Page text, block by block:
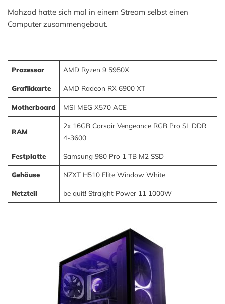
Mahzad hatte sich mal in einem Stream selbst einen
Computer zusammengebaut.
Prozessor AMD Ryzen 9 5950X
Grafikkarte AMD Radeon RX 6900 XT
Motherboard MSI MEG X570 ACE
RAM
2x 16GB Corsair Vengeance RGB Pro SL DDR
4-3600
Festplatte Samsung 980 Pro 1 TB M2 SSD
Gehäuse NZXT H510 Elite Window White
Netzteil be quit! Straight Power 11 1000W